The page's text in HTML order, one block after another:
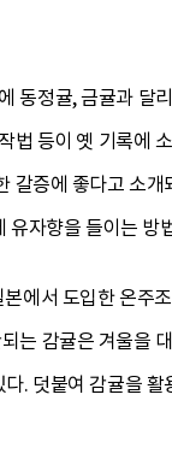
동정귤, 금귤과 달
법 등이 옛 기록에
갈증에 좋다고 소
자향을 들이는
에서 도입한 온주
는 감귤은 겨울을
. 덧붙여 감귤을